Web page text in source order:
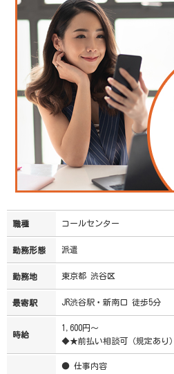
職種 コールセンター
勤務形態 派遣
勤務地 東京都 渋谷区
最寄駅 JR渋谷駅・新南口 徒歩5分
時給
1,600円～
◆★前払い相談可（規定あり）
● 仕事内容